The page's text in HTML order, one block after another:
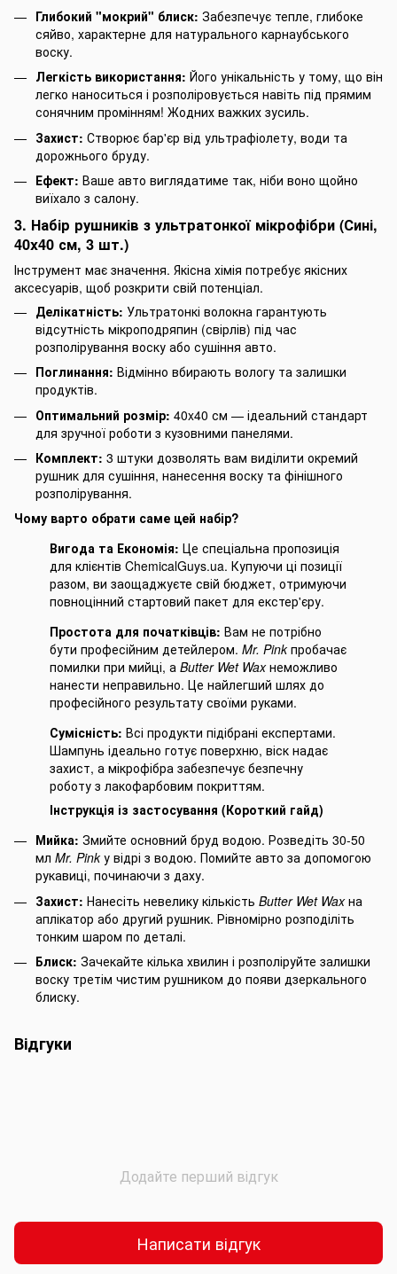
Глибокий "мокрий" блиск: Забезпечує тепле, глибоке
сяйво, характерне для натурального карнаубського
воску.
Легкість використання: Його унікальність у тому, що він
легко наноситься і розполіровується навіть під прямим
сонячним промінням! Жодних важких зусиль.
Захист: Створює бар'єр від ультрафіолету, води та
дорожнього бруду.
Ефект: Ваше авто виглядатиме так, ніби воно щойно
виїхало з салону.
3. Набір рушників з ультратонкої мікрофібри (Сині,
40x40 см, 3 шт.)
Інструмент має значення. Якісна хімія потребує якісних
аксесуарів, щоб розкрити свій потенціал.
Делікатність: Ультратонкі волокна гарантують
відсутність мікроподряпин (свірлів) під час
розполірування воску або сушіння авто.
Поглинання: Відмінно вбирають вологу та залишки
продуктів.
Оптимальний розмір: 40x40 см — ідеальний стандарт
для зручної роботи з кузовними панелями.
Комплект: 3 штуки дозволять вам виділити окремий
рушник для сушіння, нанесення воску та фінішного
розполірування.
Чому варто обрати саме цей набір?
Вигода та Економія: Це спеціальна пропозиція
для клієнтів ChemicalGuys.ua. Купуючи ці позиції
разом, ви заощаджуєте свій бюджет, отримуючи
повноцінний стартовий пакет для екстер'єру.
Простота для початківців: Вам не потрібно
бути професійним детейлером. Mr. Pinkпробачає
помилки при мийці, а Butter Wet Waxнеможливо
нанести неправильно. Це найлегший шлях до
професійного результату своїми руками.
Сумісність: Всі продукти підібрані експертами.
Шампунь ідеально готує поверхню, віск надає
захист, а мікрофібра забезпечує безпечну
роботу з лакофарбовим покриттям.
Інструкція із застосування (Короткий гайд)
Мийка: Змийте основний бруд водою. Розведіть 30-50
мл Mr. Pinkу відрі з водою. Помийте авто за допомогою
рукавиці, починаючи з даху.
Захист: Нанесіть невелику кількість Butter Wet Waxна
аплікатор або другий рушник. Рівномірно розподіліть
тонким шаром по деталі.
Блиск: Зачекайте кілька хвилин і розполіруйте залишки
воску третім чистим рушником до появи дзеркального
блиску.
Відгуки
Додайте перший відгук
Написати відгук